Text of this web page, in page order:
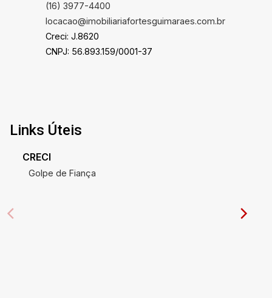
(16) 3977-4400
locacao@imobiliariafortesguimaraes.com.br
Creci: J.8620
CNPJ: 56.893.159/0001-37
Links Úteis
CRECI
Golpe de Fiança